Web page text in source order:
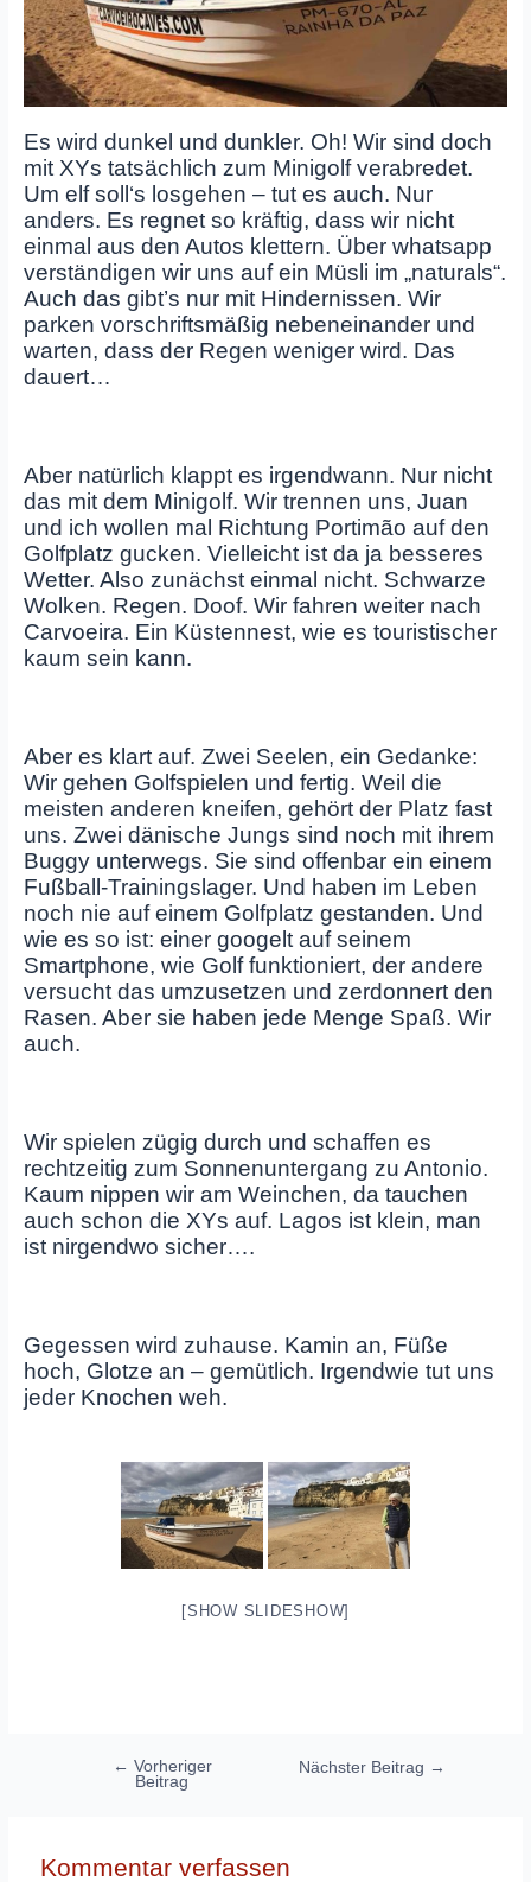
Es wird dunkel und dunkler. Oh! Wir sind doch
mit XYs tatsächlich zum Minigolf verabredet.
Um elf soll‘s losgehen – tut es auch. Nur
anders. Es regnet so kräftig, dass wir nicht
einmal aus den Autos klettern. Über whatsapp
verständigen wir uns auf ein Müsli im „naturals“.
Auch das gibt’s nur mit Hindernissen. Wir
parken vorschriftsmäßig nebeneinander und
warten, dass der Regen weniger wird. Das
dauert…
Aber natürlich klappt es irgendwann. Nur nicht
das mit dem Minigolf. Wir trennen uns, Juan
und ich wollen mal Richtung Portimão auf den
Golfplatz gucken. Vielleicht ist da ja besseres
Wetter. Also zunächst einmal nicht. Schwarze
Wolken. Regen. Doof. Wir fahren weiter nach
Carvoeira. Ein Küstennest, wie es touristischer
kaum sein kann.
Aber es klart auf. Zwei Seelen, ein Gedanke:
Wir gehen Golfspielen und fertig. Weil die
meisten anderen kneifen, gehört der Platz fast
uns. Zwei dänische Jungs sind noch mit ihrem
Buggy unterwegs. Sie sind offenbar ein einem
Fußball-Trainingslager. Und haben im Leben
noch nie auf einem Golfplatz gestanden. Und
wie es so ist: einer googelt auf seinem
Smartphone, wie Golf funktioniert, der andere
versucht das umzusetzen und zerdonnert den
Rasen. Aber sie haben jede Menge Spaß. Wir
auch.
Wir spielen zügig durch und schaffen es
rechtzeitig zum Sonnenuntergang zu Antonio.
Kaum nippen wir am Weinchen, da tauchen
auch schon die XYs auf. Lagos ist klein, man
ist nirgendwo sicher….
Gegessen wird zuhause. Kamin an, Füße
hoch, Glotze an – gemütlich. Irgendwie tut uns
jeder Knochen weh.
[SHOW SLIDESHOW]
Beitragsnavigation
← Vorheriger
Beitrag
Nächster Beitrag →
Kommentar verfassen